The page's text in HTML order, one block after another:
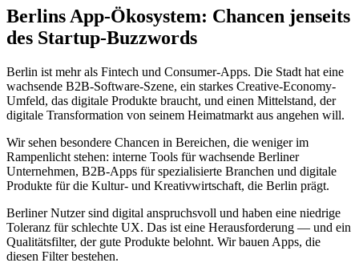
Berlins App-Ökosystem: Chancen jenseits
des Startup-Buzzwords
Berlin ist mehr als Fintech und Consumer-Apps. Die Stadt hat eine
wachsende B2B-Software-Szene, ein starkes Creative-Economy-
Umfeld, das digitale Produkte braucht, und einen Mittelstand, der
digitale Transformation von seinem Heimatmarkt aus angehen will.
Wir sehen besondere Chancen in Bereichen, die weniger im
Rampenlicht stehen: interne Tools für wachsende Berliner
Unternehmen, B2B-Apps für spezialisierte Branchen und digitale
Produkte für die Kultur- und Kreativwirtschaft, die Berlin prägt.
Berliner Nutzer sind digital anspruchsvoll und haben eine niedrige
Toleranz für schlechte UX. Das ist eine Herausforderung — und ein
Qualitätsfilter, der gute Produkte belohnt. Wir bauen Apps, die
diesen Filter bestehen.